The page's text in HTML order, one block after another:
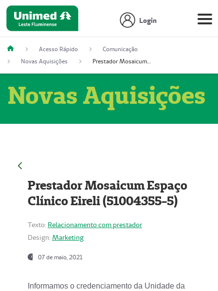
Login
Acesso Rápido
Comunicação
Novas Aquisições
Prestador Mosaicum Espaço Clínico Eireli (51004355-5)
Novas Aquisições
Prestador Mosaicum Espaço
Clínico Eireli (51004355-5)
Texto: Relacionamento com prestador
Design: Marketing
07 de maio, 2021
Informamos o credenciamento da Unidade da